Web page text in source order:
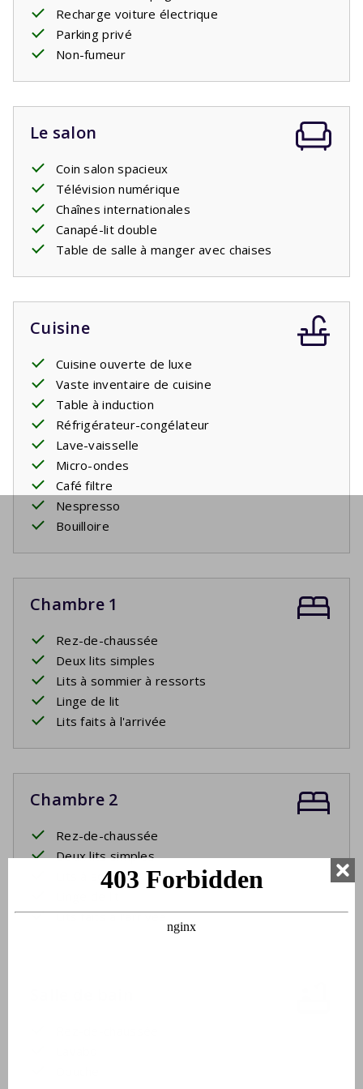
Recharge voiture électrique
Parking privé
Non-fumeur
Le salon
Coin salon spacieux
Télévision numérique
Chaînes internationales
Canapé-lit double
Table de salle à manger avec chaises
Cuisine
Cuisine ouverte de luxe
Vaste inventaire de cuisine
Table à induction
Réfrigérateur-congélateur
Lave-vaisselle
Micro-ondes
Café filtre
Nespresso
Bouilloire
Chambre 1
Rez-de-chaussée
Deux lits simples
Lits à sommier à ressorts
Linge de lit
Lits faits à l'arrivée
Chambre 2
Rez-de-chaussée
Deux lits simples
Lits à sommier à ressorts
Lits faits à l'arrivée